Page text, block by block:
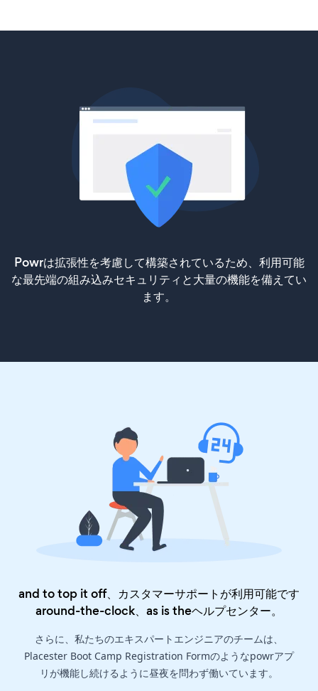
Powrは拡張性を考慮して構築されているため、利用可能
な最先端の組み込みセキュリティと大量の機能を備えてい
ます。
and to top it off、カスタマーサポートが利用可能です
around-the-clock、as is theヘルプセンター。
さらに、私たちのエキスパートエンジニアのチームは、
Placester Boot Camp Registration Formのようなpowrアプ
リが機能し続けるように昼夜を問わず働いています。